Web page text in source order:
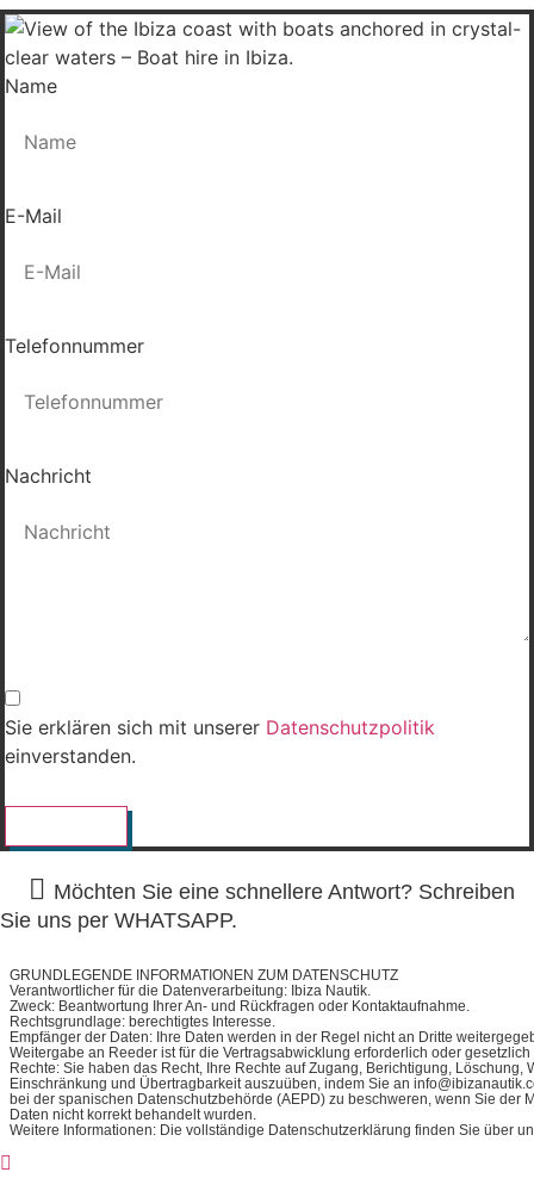
Name
E-Mail
Telefonnummer
Nachricht
Sie erklären sich mit unserer Datenschutzpolitik
einverstanden.
Möchten Sie eine schnellere Antwort? Schreiben
Sie uns per WHATSAPP.
GRUNDLEGENDE INFORMATIONEN ZUM DATENSCHUTZ
Verantwortlicher für die Datenverarbeitung: Ibiza Nautik.
Zweck: Beantwortung Ihrer An- und Rückfragen oder Kontaktaufnahme.
Rechtsgrundlage: berechtigtes Interesse.
Empfänger der Daten: Ihre Daten werden in der Regel nicht an Dritte
Weitergabe an Reeder ist für die Vertragsabwicklung erforderlich oder
Rechte: Sie haben das Recht, Ihre Rechte auf Zugang, Berichtigung, Löschung,
Einschränkung und Übertragbarkeit auszuüben, indem Sie an
bei der spanischen Datenschutzbehörde (AEPD) zu beschweren, wenn Sie der
Daten nicht korrekt behandelt wurden.
Weitere Informationen: Die vollständige Datenschutzerklärung finden Sie über